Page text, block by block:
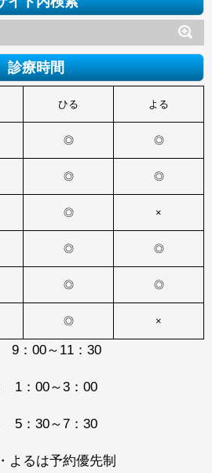
診療時間
ひる よる
◎ ◎
◎ ◎
◎ ×
◎ ◎
◎ ◎
◎ ×
9：00～11：30
1：00～3：00
5：30～7：30
よるは予約優先制